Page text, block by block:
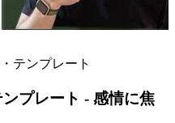
テンプレート
プレート - 感情に焦